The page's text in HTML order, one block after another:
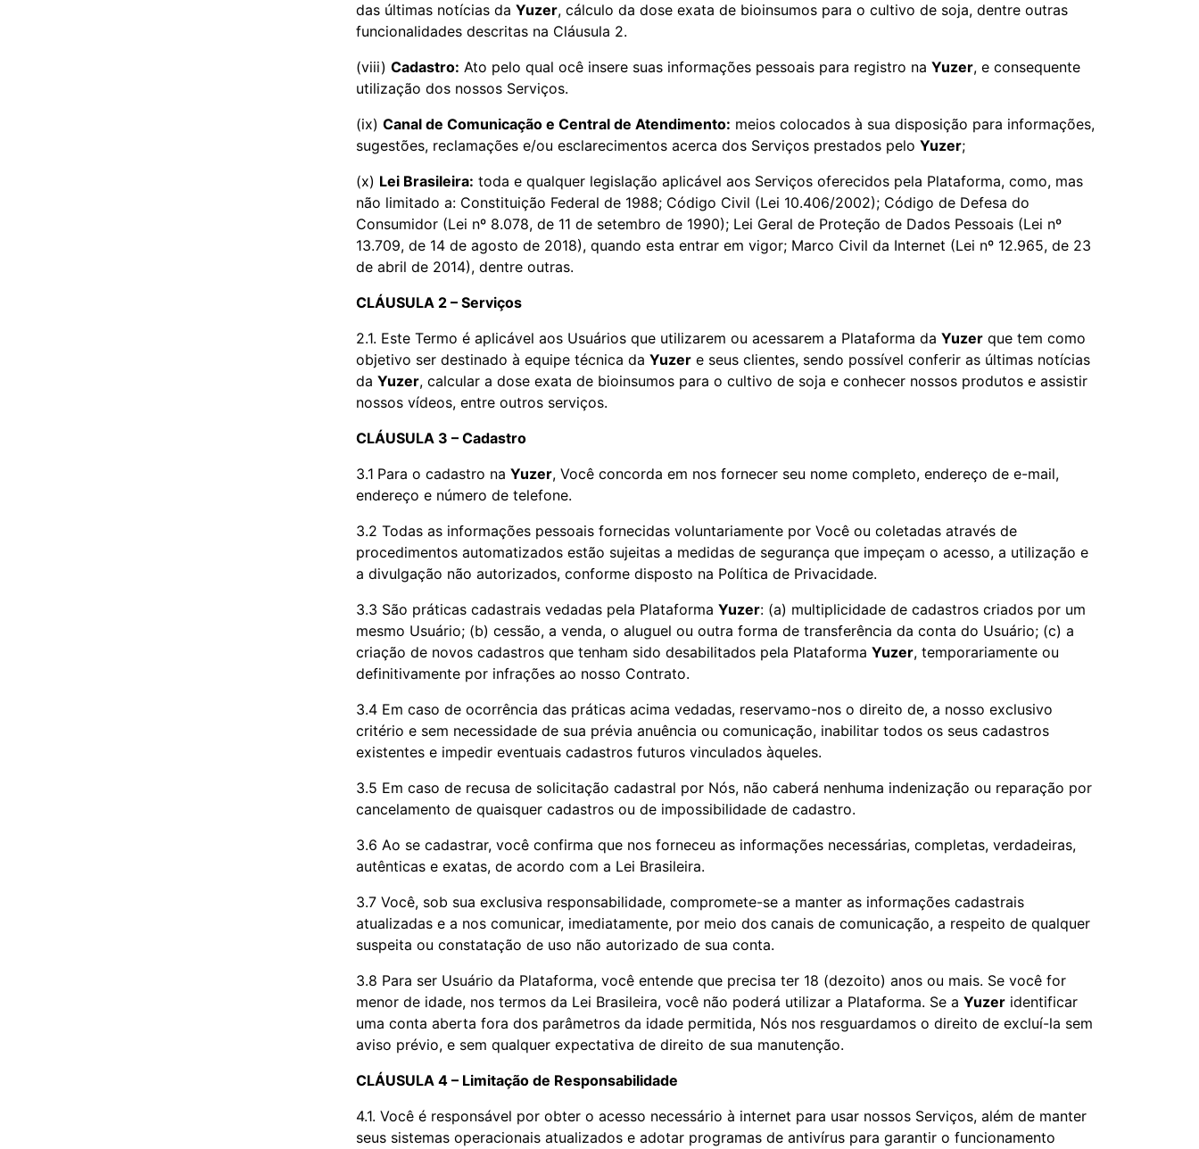
das últimas notícias da Yuzer, cálculo da dose exata de bioinsumos para o cultivo de soja, dentre outras
funcionalidades descritas na Cláusula 2.
(viii) Cadastro: Ato pelo qual ocê insere suas informações pessoais para registro na Yuzer, e consequente
utilização dos nossos Serviços.
(ix) Canal de Comunicação e Central de Atendimento: meios colocados à sua disposição para informações,
sugestões, reclamações e/ou esclarecimentos acerca dos Serviços prestados pelo Yuzer;
(x) Lei Brasileira: toda e qualquer legislação aplicável aos Serviços oferecidos pela Plataforma, como, mas
não limitado a: Constituição Federal de 1988; Código Civil (Lei 10.406/2002); Código de Defesa do
Consumidor (Lei nº 8.078, de 11 de setembro de 1990); Lei Geral de Proteção de Dados Pessoais (Lei nº
13.709, de 14 de agosto de 2018), quando esta entrar em vigor; Marco Civil da Internet (Lei nº 12.965, de 23
de abril de 2014), dentre outras.
CLÁUSULA 2 – Serviços
2.1. Este Termo é aplicável aos Usuários que utilizarem ou acessarem a Plataforma da Yuzer que tem como
objetivo ser destinado à equipe técnica da Yuzer e seus clientes, sendo possível conferir as últimas notícias
da Yuzer, calcular a dose exata de bioinsumos para o cultivo de soja e conhecer nossos produtos e assistir
nossos vídeos, entre outros serviços.
CLÁUSULA 3 – Cadastro
3.1 Para o cadastro na Yuzer, Você concorda em nos fornecer seu nome completo, endereço de e-mail,
endereço e número de telefone.
3.2 Todas as informações pessoais fornecidas voluntariamente por Você ou coletadas através de
procedimentos automatizados estão sujeitas a medidas de segurança que impeçam o acesso, a utilização e
a divulgação não autorizados, conforme disposto na Política de Privacidade.
3.3 São práticas cadastrais vedadas pela Plataforma Yuzer: (a) multiplicidade de cadastros criados por um
mesmo Usuário; (b) cessão, a venda, o aluguel ou outra forma de transferência da conta do Usuário; (c) a
criação de novos cadastros que tenham sido desabilitados pela Plataforma Yuzer, temporariamente ou
definitivamente por infrações ao nosso Contrato.
3.4 Em caso de ocorrência das práticas acima vedadas, reservamo-nos o direito de, a nosso exclusivo
critério e sem necessidade de sua prévia anuência ou comunicação, inabilitar todos os seus cadastros
existentes e impedir eventuais cadastros futuros vinculados àqueles.
3.5 Em caso de recusa de solicitação cadastral por Nós, não caberá nenhuma indenização ou reparação por
cancelamento de quaisquer cadastros ou de impossibilidade de cadastro.
3.6 Ao se cadastrar, você confirma que nos forneceu as informações necessárias, completas, verdadeiras,
autênticas e exatas, de acordo com a Lei Brasileira.
3.7 Você, sob sua exclusiva responsabilidade, compromete-se a manter as informações cadastrais
atualizadas e a nos comunicar, imediatamente, por meio dos canais de comunicação, a respeito de qualquer
suspeita ou constatação de uso não autorizado de sua conta.
3.8 Para ser Usuário da Plataforma, você entende que precisa ter 18 (dezoito) anos ou mais. Se você for
menor de idade, nos termos da Lei Brasileira, você não poderá utilizar a Plataforma. Se a Yuzer identificar
uma conta aberta fora dos parâmetros da idade permitida, Nós nos resguardamos o direito de excluí-la sem
aviso prévio, e sem qualquer expectativa de direito de sua manutenção.
CLÁUSULA 4 – Limitação de Responsabilidade
4.1. Você é responsável por obter o acesso necessário à internet para usar nossos Serviços, além de manter
seus sistemas operacionais atualizados e adotar programas de antivírus para garantir o funcionamento